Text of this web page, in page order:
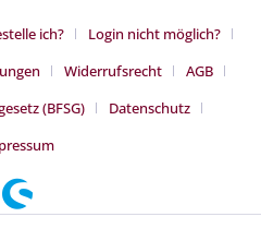
ich?
Login nicht möglich?
Widerrufsrecht
AGB
(BFSG)
Datenschutz